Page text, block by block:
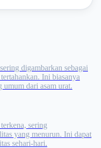
digambarkan sebagai
Ini biasanya
umum dari asam urat.
sering
yang menurun. Ini dapat
sehari-hari.